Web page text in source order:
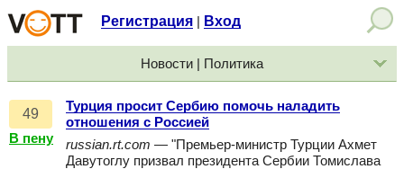
Регистрация Вход
Новости | Политика
49
В пену
Турция просит Сербию помочь наладить
отношения с Россией
russian.rt.com — "Премьер-министр Турции Ахмет
Давутоглу призвал президента Сербии Томислава